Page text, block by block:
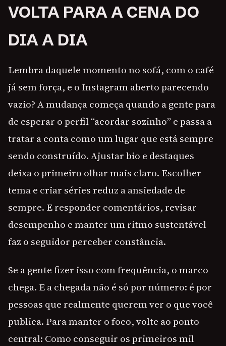
VOLTA PARA A CENA DO
DIA A DIA
Lembra daquele momento no sofá, com o café
já sem força, e o Instagram aberto parecendo
vazio? A mudança começa quando a gente para
de esperar o perfil “acordar sozinho” e passa a
tratar a conta como um lugar que está sempre
sendo construído. Ajustar bio e destaques
deixa o primeiro olhar mais claro. Escolher
tema e criar séries reduz a ansiedade de
sempre. E responder comentários, revisar
desempenho e manter um ritmo sustentável
faz o seguidor perceber constância.
Se a gente fizer isso com frequência, o marco
chega. E a chegada não é só por número: é por
pessoas que realmente querem ver o que você
publica. Para manter o foco, volte ao ponto
central: Como conseguir os primeiros mil